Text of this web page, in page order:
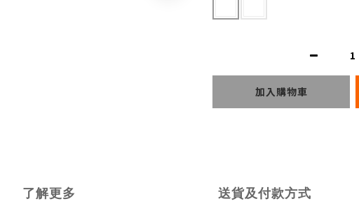
加入購物車
了解更多 送貨及付款方式